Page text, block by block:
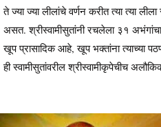
ते ज्या ज्या लीलांचे वर्णन करीत त्या त्या
असत. श्रीस्वामीसुतांनी रचलेला ३१
खूप प्रासादिक आहे, खूप भक्तांना त्याच्या
ही स्वामीसुतांवरील श्रीस्वामीकृपेचीच